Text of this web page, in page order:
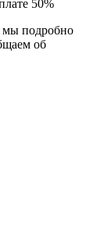
50%
мы подробно
об